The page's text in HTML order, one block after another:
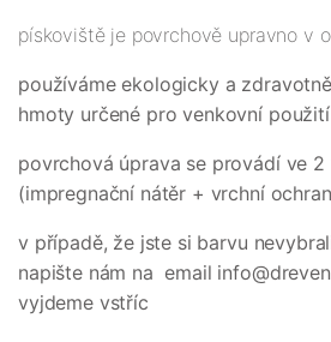
pískoviště je povrchově upravno v
používáme ekologicky a
hmoty určené pro venkovní použití
povrchová úprava se provádí ve
(impregnační nátěr + vrchní
v případě, že jste si barvu
napište nám na email
vyjdeme vstříc